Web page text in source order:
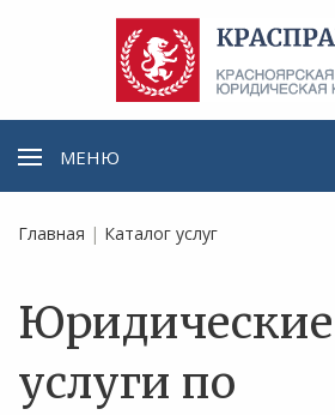
МЕНЮ
Главная | Каталог услуг
Юридические
услуги по